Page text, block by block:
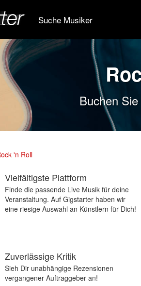
Suche Musiker
Buchen
'n Roll
Vielfältigste Plattform
Finde die passende Live Musik für deine
Veranstaltung. Auf Gigstarter haben wir
eine riesige Auswahl an Künstlern für Dich!
Zuverlässige Kritik
Sieh Dir unabhängige Rezensionen
vergangener Auftraggeber an!